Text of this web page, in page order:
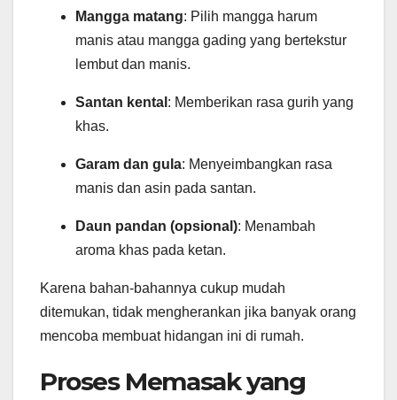
Mangga matang: Pilih mangga harum
manis atau mangga gading yang bertekstur
lembut dan manis.
Santan kental : Memberikan rasa gurih yang
khas.
Garam dan gula: Menyeimbangkan rasa
manis dan asin pada santan.
Daun pandan (opsional): Menambah
aroma khas pada ketan.
Karena bahan-bahannya cukup mudah
ditemukan, tidak mengherankan jika banyak orang
mencoba membuat hidangan ini di rumah.
Proses Memasak yang